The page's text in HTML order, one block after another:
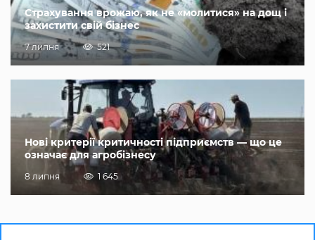
Страхування врожаю, як не «молитися» на дощ і
захистити свій бізнес
7 липня 521
Нові критерії критичності підприємств — що це
означає для агробізнесу
8 липня 1 645